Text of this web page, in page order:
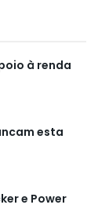
à renda
esta
e Power